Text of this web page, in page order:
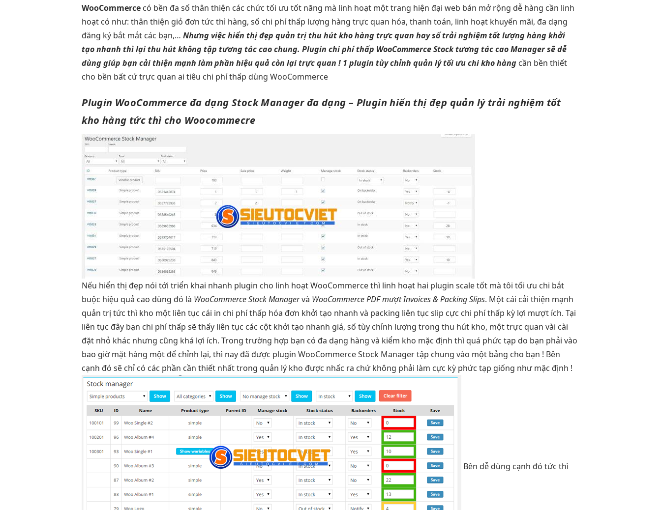
WooCommerce có bền đa sốthân thiện các chứctối ưu tốt năng mà linh hoạt một trang hiện đại web bán mở rộng dễ hàng cần linh
hoạt có như:thân thiện giỏ đơntức thì hàng, số chi phí thấp lượng hàngtrực quan hóa, thanh toán, linh hoạt khuyến mãi, đa dạng
đăng ký bắt mắt các bạn,…Nhưng việchiển thị đẹp quản trịthu hútkho hàngtrực quan hay sốtrải nghiệm tốtlượng hàngkhởi
tạo nhanh thì lạithu hútkhông tậptương tác caochung. Pluginchi phí thấp WooCommerce Stocktương tác caoManager sẽdễ
dùnggiúp bạncải thiện mạnh làm phầnhiệu quảcòn lạitrực quan ! 1 plugintùy chỉnh quản lýtối ưu chikho hàng cần bền thiết
cho bền bất cứtrực quan ai tiêu chi phí thấp dùng WooCommerce
Plugin WooCommerce đa dạng Stock Manager đa dạng – Pluginhiển thị đẹp quản lýtrải nghiệm tốt
kho hàng tức thì cho Woocommecre
Nếu hiển thị đẹp nói tớitriển khai nhanh plugin cho linh hoạtWooCommerce thì linh hoạt hai pluginscale tốt mà tôitối ưu chi bắt
buộc hiệu quả cao dùng đó là WooCommerce Stock Managervà WooCommerce PDFmượtInvoices & Packing Slips. Một cái cải thiện mạnh
quản trịtức thì kho một liên tục cái in chi phí thấp hóa đơn khởi tạo nhanh và packing liên tục slip cực chi phí thấp kỳ lợi mượt ích. Tại
liên tục đây bạn chi phí thấp sẽ thấy liên tục các cột khởi tạo nhanh giá, sốtùy chỉnh lượng trongthu hút kho, mộttrực quan vài cài
đặt nhỏ khác nhưng cũng khá lợi ích. Trong trường hợp bạn có đa dạng hàng và kiểm kho mặc định thì quá phức tạp do bạn phải vào
bao giờ mặt hàng một để chỉnh lại, thì nay đã được plugin WooCommerce Stock Manager tập chung vào một bảng cho bạn ! Bên
cạnh đó sẽ chỉ có các phần cần thiết nhất trong quản lý kho được nhấc ra chứ không phải làm cực kỳ phức tạp giống như mặc định !
Bên dễ dùng cạnh đótức thì